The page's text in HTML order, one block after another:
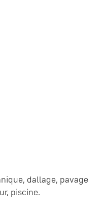
dallage, pavage
piscine.